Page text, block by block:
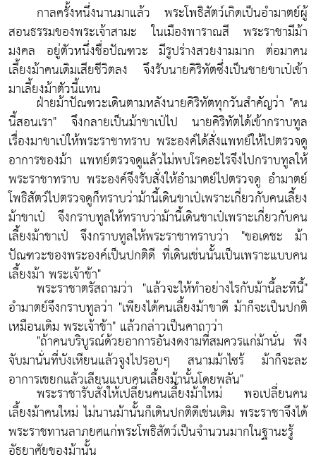
กาลครั้งหนึ่งนานมาแล้ว พระโพธิสัตว์เกิดเป็นอำมาตย์ผู้
สอนธรรมของพระเจ้าสามะ ในเมืองพาราณสี พระราชามีม้า
มงคล อยู่ตัวหนึ่งชื่อปัณฑวะ มีรูปร่างสวยงามมาก ต่อมาคน
เลี้ยงม้าคนเดิมเสียชีวิตลง จึงรับนายคิริทัตซึ่งเป็นชายขาเป๋เข้า
มาเลี้ยงม้าตัวนี้แทน
ฝ่ายม้าปัณฑวะเดินตามหลังนายคิริทัตทุกวันสำคัญว่า "คน
นี้สอนเรา" จึงกลายเป็นม้าขาเป๋ไป นายคิริทัตได้เข้ากราบทูล
เรื่องมาขาเป๋ให้พระราชาทราบ พระองค์ได้สั่งแพทย์ให้ไปตรวจดู
อาการของม้า แพทย์ตรวจดูแล้วไม่พบโรคอะไรจึงไปกราบทูลให้
พระราชาทราบ พระองค์จึงรับสั่งให้อำมาตย์ไปตรวจดู อำมาตย์
โพธิสัตว์ไปตรวจดูก็ทราบว่าม้านี้เดินขาเป๋เพราะเกี่ยวกับคนเลี้ยง
ม้าขาเป๋ จึงกราบทูลให้ทราบว่าม้านี้เดินขาเป๋เพราะเกี่ยวกับคน
เลี้ยงม้าขาเป๋ จึงกราบทูลให้พระราชาทราบว่า "ขอเดชะ ม้า
ปัณฑวะของพระองค์เป็นปกติดี ที่เดินเช่นนั้นเป็นเพราะแบบคน
เลี้ยงม้า พระเจ้าข้า"
พระราชาตรัสถามว่า "แล้วจะให้ทำอย่างไรกับม้านี้ละทีนี้"
อำมาตย์จึงกราบทูลว่า "เพียงได้คนเลี้ยงม้าขาดี ม้าก็จะเป็นปกติ
เหมือนเดิม พระเจ้าข้า" แล้วกล่าวเป็นคาถาว่า
"ถ้าคนบริบูรณ์ด้วยอาการอันงดงามที่สมควรแก่ม้านั่น พึง
จับมานั่นที่บังเหียนแล้วจูงไปรอบๆ สนามม้าไซร้ ม้าก็จะละ
อาการเขยกแล้วเลียนแบบคนเลี้ยงม้านั้นโดยพลัน"
พระราชารับสั่งให้เปลี่ยนคนเลี้ยงม้าใหม่ พอเปลี่ยนคน
เลี้ยงม้าคนใหม่ ไม่นานม้านั้นก็เดินปกติดีเช่นเดิม พระราชาจึงได้
พระราชทานลาภยศแก่พระโพธิสัตว์เป็นจำนวนมากในฐานะรู้
อัธยาศัยของม้านั้น